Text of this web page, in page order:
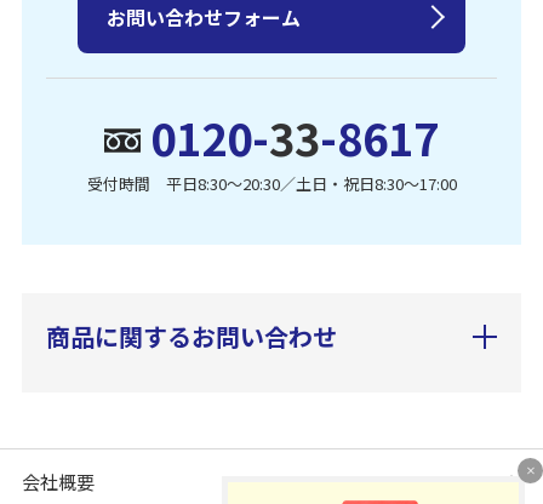
0120-33-8617
受付時間 平日8:30〜20:30／土日・祝日8:30〜17:00
お問い合わせフォーム
商品に関するお問い合わせ
会社概要